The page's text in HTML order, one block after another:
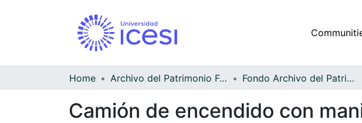
Home Archivo del Patrimonio Fotográfico y Fílmico del Valle del Cauca Fondo Archivo del Patrimonio Fotográfico y Fílmico del Valle del Cauca
Camión de encendido con